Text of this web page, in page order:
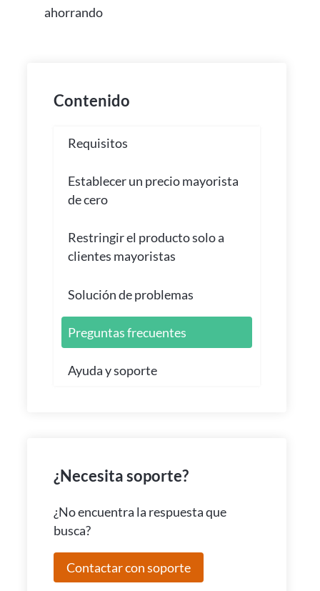
ahorrando
Contenido
Requisitos
Establecer un precio mayorista
de cero
Restringir el producto solo a
clientes mayoristas
Solución de problemas
Preguntas frecuentes
Ayuda y soporte
¿Necesita soporte?
¿No encuentra la respuesta que
busca?
Contactar con soporte